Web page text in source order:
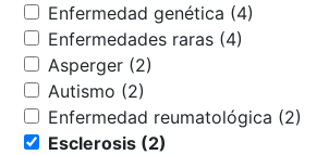
Enfermedad genética (4)
Enfermedades raras (4)
Asperger (2)
Autismo (2)
Enfermedad reumatológica (2)
Esclerosis (2)